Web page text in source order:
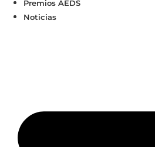
Premios AEDS
Noticias